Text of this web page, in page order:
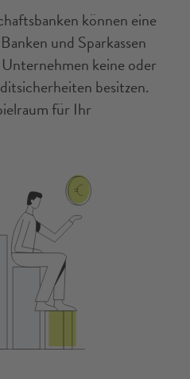
können eine
und Sparkassen
keine oder
besitzen.
für Ihr